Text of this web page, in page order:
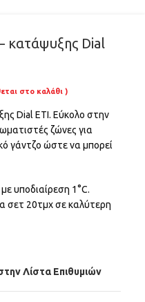
κατάψυξης Dial
στο καλάθι )
Dial ETI. Εύκολο στην
ζώνες για
γάντζο ώστε να μπορεί
υποδιαίρεση 1°C.
σετ 20τμχ σε καλύτερη
Λίστα Επιθυμιών